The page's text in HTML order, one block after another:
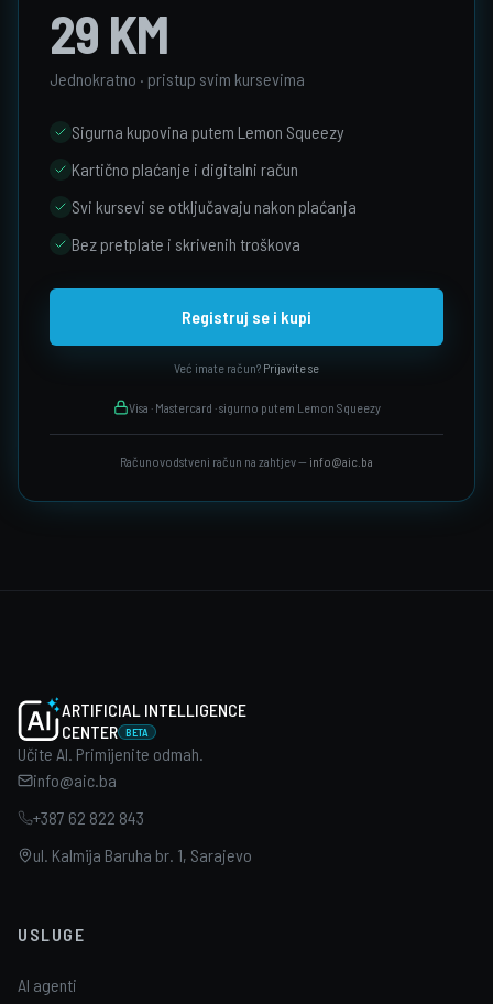
29 KM
Jednokratno · pristup svim kursevima
Sigurna kupovina putem Lemon Squeezy
Kartično plaćanje i digitalni račun
Svi kursevi se otključavaju nakon plaćanja
Bez pretplate i skrivenih troškova
Registruj se i kupi
Već imate račun? Prijavite se
Visa · Mastercard · sigurno putem Lemon Squeezy
Računovodstveni račun na zahtjev — info@aic.ba
ARTIFICIAL INTELLIGENCE
CENTER BETA
Učite AI. Primijenite odmah.
info@aic.ba
+387 62 822 843
ul. Kalmija Baruha br. 1, Sarajevo
USLUGE
AI agenti